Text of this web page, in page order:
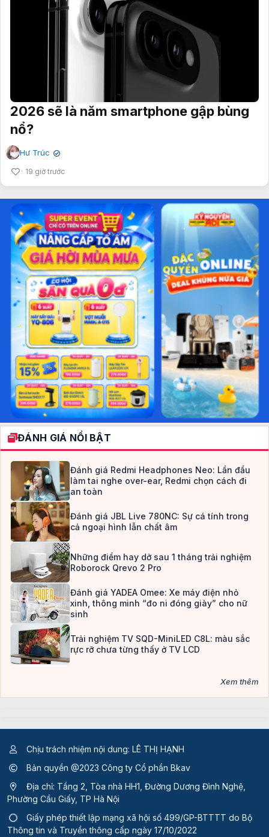
2026 sẽ là năm smartphone gập bùng
nổ?
Hư Trúc ✔
19 giờ trước
ĐÁNH GIÁ NỔI BẬT
Đánh giá Redmi Headphones Neo: Lần đầu
làm tai nghe over-ear, Redmi chọn cách đi
an toàn
Đánh giá JBL Live 780NC: Sự cá tính trong
cả ngoại hình lẫn chất âm
Những điểm hay dở sau 1 tháng trải nghiệm
Roborock Qrevo 2 Pro
Đánh giá YADEA Omee: Xe máy điện nhỏ
xinh, thông minh “đo ni đóng giày” cho nữ
sinh
Trải nghiệm TV SQD-MiniLED C8L: màu sắc
rực rỡ chưa từng thấy ở TV LCD
Xem thêm
Chịu trách nhiệm nội dung: LÊ THỊ HẠNH
Bản quyền @2023 Công ty Cổ phần Bkav
Địa chỉ: Tầng 2, Tòa nhà HH1, Đường Dương Đình Nghệ,
Phường Cầu Giấy, TP Hà Nội
Giấy phép thiết lập mạng xã hội số 499/GP-BTTTT do Bộ
Thông tin và Truyền thông cấp ngày 17/10/2022